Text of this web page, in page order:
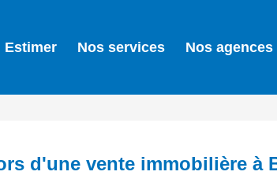
Estimer Nos services Nos agences
d'une vente immobilière à